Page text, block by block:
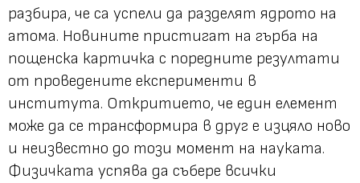
разбира, че са успели да разделят ядрото на
атома. Новините пристигат на гърба на
пощенска картичка с поредните резултати
от проведените експерименти в
института. Откритието, че един елемент
може да се трансформира в друг е изцяло ново
и неизвестно до този момент на науката.
Физичката успява да събере всички